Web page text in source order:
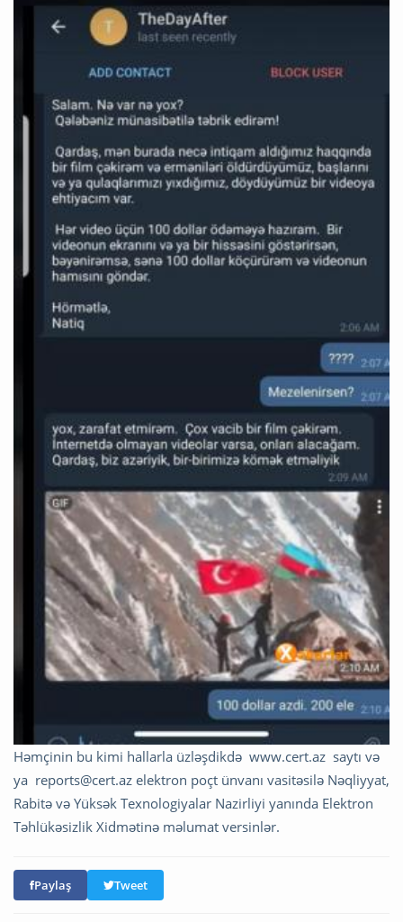
Həmçinin bu kimi hallarla üzləşdikdə www.cert.az saytı və
ya reports@cert.az elektron poçt ünvanı vasitəsilə Nəqliyyat,
Rabitə və Yüksək Texnologiyalar Nazirliyi yanında Elektron
Təhlükəsizlik Xidmətinə məlumat versinlər.
Paylaş Tweet